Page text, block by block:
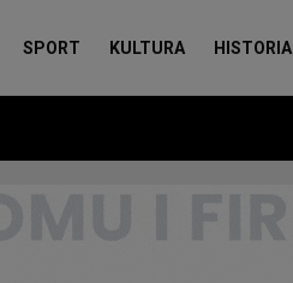
SPORT KULTURA HISTORIA